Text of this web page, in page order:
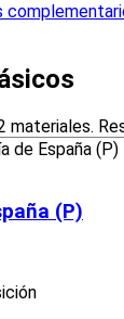
materiales.
(P)